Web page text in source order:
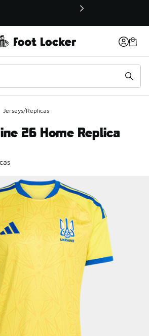
fenêtre
Jerseys/Replicas
26 Home Replica